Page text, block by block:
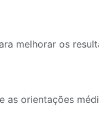
melhorar os
as orientações